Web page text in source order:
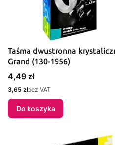
Taśma dwustronna
Grand (130-1956)
Cena
4,49 zł
Cena
3,65 złbez VAT
Do koszyka